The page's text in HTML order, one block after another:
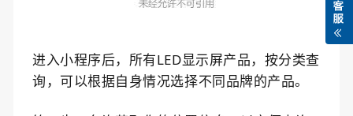
进入小程序后，所有LED显示屏产品，按分类查
询，可以根据自身情况选择不同品牌的产品。